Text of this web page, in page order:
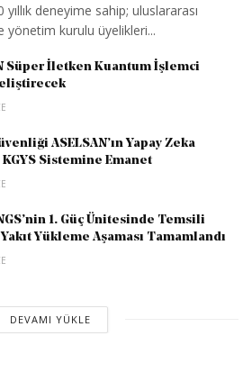
deneyime sahip; uluslararası
yönetim kurulu üyelikleri...
Süper İletken Kuantum İşlemci
ASELSAN’ın Yapay Zeka
Sistemine Emanet
1. Güç Ünitesinde Temsili
Yükleme Aşaması Tamamlandı
DEVAMI YÜKLE